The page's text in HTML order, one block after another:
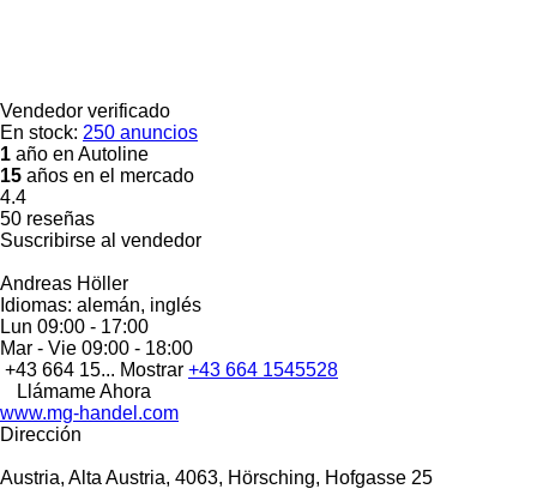
Vendedor verificado
En stock: 250 anuncios
1 año en Autoline
15 años en el mercado
4.4
50 reseñas
Suscribirse al vendedor
Andreas Höller
Idiomas: alemán, inglés
Lun 09:00 - 17:00
Mar - Vie 09:00 - 18:00
+43 664 15... Mostrar +43 664 1545528
Llámame Ahora
www.mg-handel.com
Dirección
Austria, Alta Austria, 4063, Hörsching, Hofgasse 25